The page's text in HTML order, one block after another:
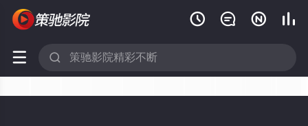
   
 